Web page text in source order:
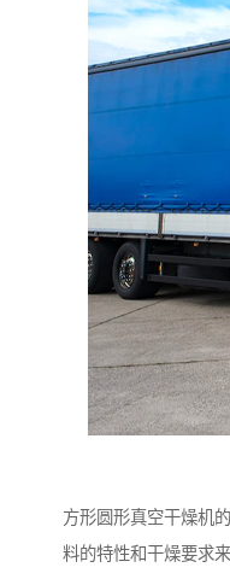
方形圆形真空干燥机
料的特性和干燥要求